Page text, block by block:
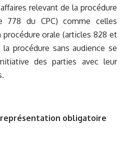
relevant de la procédure
778 du CPC) comme celles
procédure orale (articles 828 et
la procédure sans audience se
des parties avec leur
représentation obligatoire